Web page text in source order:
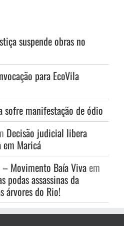
suspende obras no
para EcoVila
sofre manifestação de ódio
Decisão judicial libera
Maricá
Movimento Baía Viva em
podas assassinas da
árvores do Rio!